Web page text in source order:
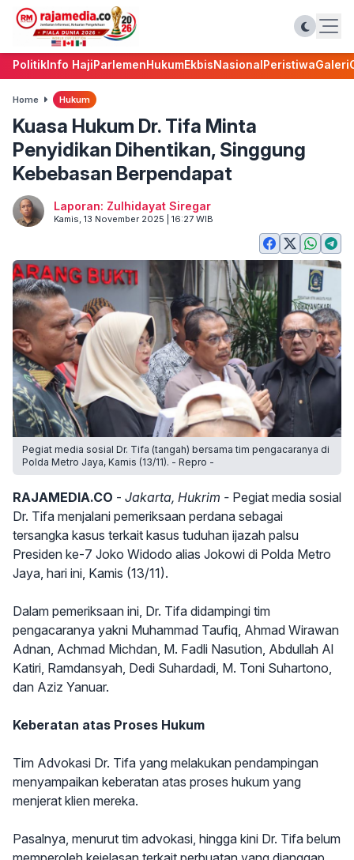
PolitikInfo HajiParlemenHukumEkbisNasionalPeristiwaGaleri
Home Hukum
Kuasa Hukum Dr. Tifa Minta
Penyidikan Dihentikan, Singgung
Kebebasan Berpendapat
Laporan: Zulhidayat Siregar
Kamis, 13 November 2025 | 16:27 WIB
Pegiat media sosial Dr. Tifa (tangah) bersama tim pengacaranya di
Polda Metro Jaya, Kamis (13/11). - Repro -
RAJAMEDIA.CO - Jakarta, Hukrim - Pegiat media sosial
Dr. Tifa menjalani pemeriksaan perdana sebagai
tersangka kasus terkait kasus tuduhan ijazah palsu
Presiden ke-7 Joko Widodo alias Jokowi di Polda Metro
Jaya, hari ini, Kamis (13/11).
Dalam pemeriksaan ini, Dr. Tifa didampingi tim
pengacaranya yakni Muhammad Taufiq, Ahmad Wirawan
Adnan, Achmad Michdan, M. Fadli Nasution, Abdullah Al
Katiri, Ramdansyah, Dedi Suhardadi, M. Toni Suhartono,
dan Aziz Yanuar.
Keberatan atas Proses Hukum
Tim Advokasi Dr. Tifa yang melakukan pendampingan
menyampaikan keberatan atas proses hukum yang
menjerat klien mereka.
Pasalnya, menurut tim advokasi, hingga kini Dr. Tifa belum